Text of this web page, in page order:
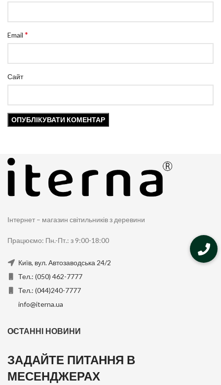
Email *
Сайт
Інтернет – магазин світильників з деревини
Працюємо: Пн.-Пт.: з 9:00-18:00
Київ, вул. Автозаводська 24/2
Тел.: (050) 462-7777
Тел.: (044)240-7777
info@iterna.ua
ОСТАННІ НОВИНИ
ЗАДАЙТЕ ПИТАННЯ В
МЕСЕНДЖЕРАХ